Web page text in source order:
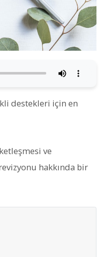
destekleri için en
ve
hakkında bir